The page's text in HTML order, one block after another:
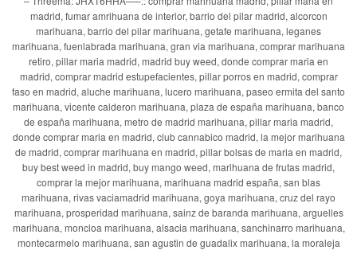
madrid, fumar amrihuana de interior, barrio del pilar madrid, alcorcon
marihuana, barrio del pilar marihuana, getafe marihuana, leganes
marihuana, fuenlabrada marihuana, gran via marihuana, comprar marihuana
retiro, pillar maria madrid, madrid buy weed, donde comprar maria en
madrid, comprar madrid estupefacientes, pillar porros en madrid, comprar
faso en madrid, aluche marihuana, lucero marihuana, paseo ermita del santo
marihuana, vicente calderon marihuana, plaza de españa marihuana, banco
de españa marihuana, metro de madrid marihuana, pillar maria madrid,
donde comprar maria en madrid, club cannabico madrid, la mejor marihuana
de madrid, comprar marihuana en madrid, pillar bolsas de maria en madrid,
buy best weed in madrid, buy mango weed, marihuana de frutas madrid,
comprar la mejor marihuana, marihuana madrid españa, san blas
marihuana, rivas vaciamadrid marihuana, goya marihuana, cruz del rayo
marihuana, prosperidad marihuana, sainz de baranda marihuana, arguelles
marihuana, moncloa marihuana, alsacia marihuana, sanchinarro marihuana,
montecarmelo marihuana, san agustin de guadalix marihuana, la moraleja